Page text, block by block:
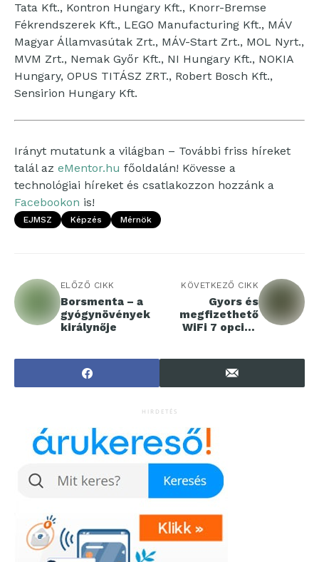
Tata Kft., Kontron Hungary Kft., Knorr-Bremse
Fékrendszerek Kft., LEGO Manufacturing Kft., MÁV
Magyar Államvasútak Zrt., MÁV-Start Zrt., MOL Nyrt.,
MVM Zrt., Nemak Győr Kft., NI Hungary Kft., NOKIA
Hungary, OPUS TITÁSZ ZRT., Robert Bosch Kft.,
Sensirion Hungary Kft.
Irányt mutatunk a világban – További friss híreket
talál az eMentor.hu főoldalán! Kövesse a
technológiai híreket és csatlakozzon hozzánk a
Facebookon is!
EJMSZ Képzés Mérnök
ELŐZŐ CIKK
Borsmenta – a
gyógynövények
királynője
KÖVETKEZŐ CIKK
Gyors és
megfizethető
WiFi 7 opciók
HIRDETÉS